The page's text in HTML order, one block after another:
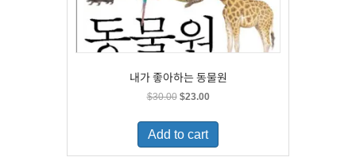
내가 좋아하는 동물원
$30.00 Original
was:
$30.00.
$23.00Current
is:
$23.00.
Add to cart